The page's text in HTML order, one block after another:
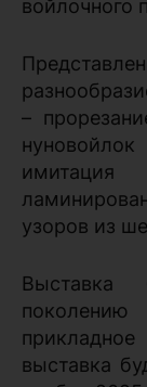
войлочного
–
узоров из
Выставка
выставка